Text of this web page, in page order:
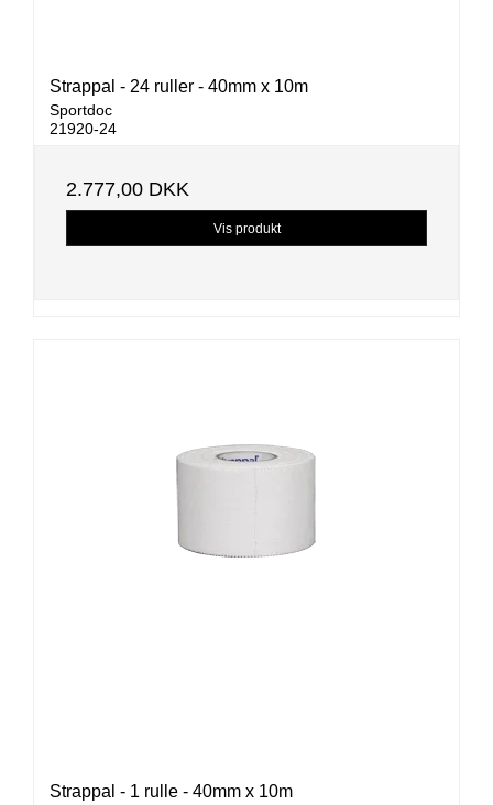
Strappal - 24 ruller - 40mm x 10m
Sportdoc
21920-24
2.777,00 DKK
Vis produkt
Strappal - 1 rulle - 40mm x 10m